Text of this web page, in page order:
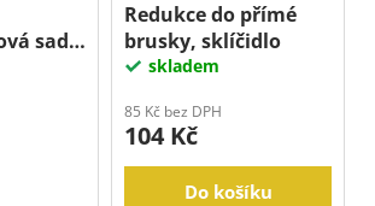
sada
Redukce do přímé
brusky, sklíčidlo
skladem
85 Kč bez DPH
104 Kč
Do košíku